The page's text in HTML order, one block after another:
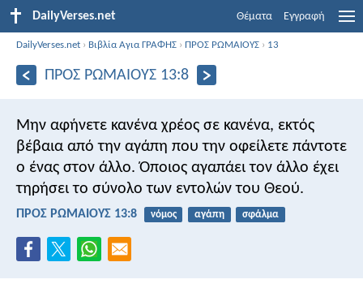
DailyVerses.net Θέματα Εγγραφή
DailyVerses.net › Βιβλία Αγια ΓΡΑΦΗΣ › ΠΡΟΣ ΡΩΜΑΙΟΥΣ › 13
ΠΡΟΣ ΡΩΜΑΙΟΥΣ 13:8
Μην αφήνετε κανένα χρέος σε κανένα, εκτός
βέβαια από την αγάπη που την οφείλετε πάντοτε
ο ένας στον άλλο. Όποιος αγαπάει τον άλλο έχει
τηρήσει το σύνολο των εντολών του Θεού.
ΠΡΟΣ ΡΩΜΑΙΟΥΣ 13:8 νόμος αγάπη σφάλμα